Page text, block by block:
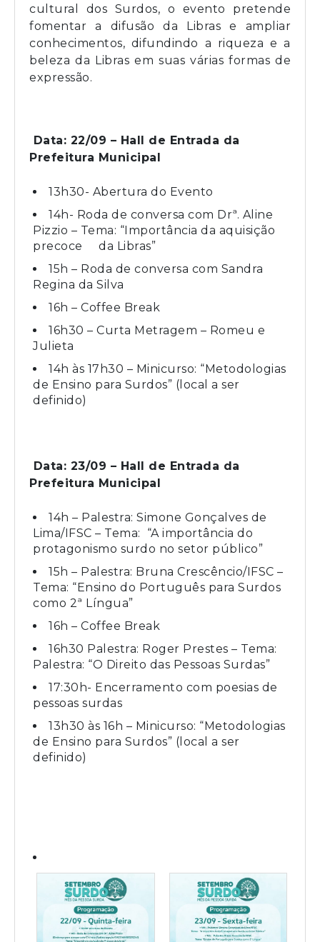
cultural dos Surdos, o evento pretende
fomentar a difusão da Libras e ampliar
conhecimentos, difundindo a riqueza e a
beleza da Libras em suas várias formas de
expressão.
Data: 22/09 – Hall de Entrada da
Prefeitura Municipal
13h30- Abertura do Evento
14h- Roda de conversa com Drª. Aline
Pizzio – Tema: “Importância da aquisição
precoce da Libras”
15h – Roda de conversa com Sandra
Regina da Silva
16h – Coffee Break
16h30 – Curta Metragem – Romeu e
Julieta
14h às 17h30 – Minicurso: “Metodologias
de Ensino para Surdos” (local a ser
definido)
Data: 23/09 – Hall de Entrada da
Prefeitura Municipal
14h – Palestra: Simone Gonçalves de
Lima/IFSC – Tema: “A importância do
protagonismo surdo no setor público”
15h – Palestra: Bruna Crescêncio/IFSC –
Tema: “Ensino do Português para Surdos
como 2ª Língua”
16h – Coffee Break
16h30 Palestra: Roger Prestes – Tema:
Palestra: “O Direito das Pessoas Surdas”
17:30h- Encerramento com poesias de
pessoas surdas
13h30 às 16h – Minicurso: “Metodologias
de Ensino para Surdos” (local a ser
definido)